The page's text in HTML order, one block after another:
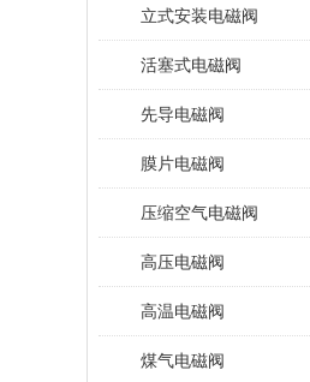
立式安装电磁阀
活塞式电磁阀
先导电磁阀
膜片电磁阀
压缩空气电磁阀
高压电磁阀
高温电磁阀
煤气电磁阀